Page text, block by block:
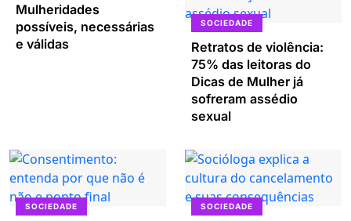
Mulheridades
possíveis, necessárias
e válidas
SOCIEDADE
Retratos de violência:
75% das leitoras do
Dicas de Mulher já
sofreram assédio
sexual
SOCIEDADE SOCIEDADE